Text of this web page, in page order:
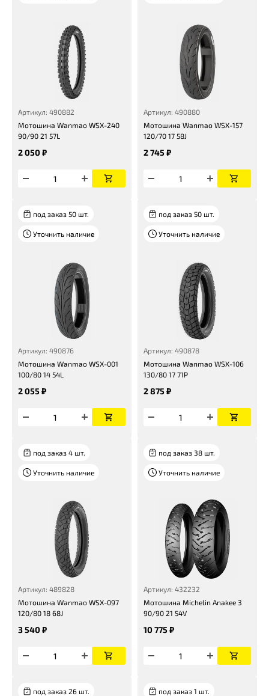
Артикул: 490882
Мотошина Wanmao WSX-240
90/90 21 57L
2 050 ₽
Артикул: 490880
Мотошина Wanmao WSX-157
120/70 17 58J
2 745 ₽
под заказ 50 шт.
Уточнить наличие
Артикул: 490876
Мотошина Wanmao WSX-001
100/80 14 54L
2 055 ₽
под заказ 50 шт.
Уточнить наличие
Артикул: 490878
Мотошина Wanmao WSX-106
130/80 17 71P
2 875 ₽
под заказ 4 шт.
Уточнить наличие
Артикул: 489828
Мотошина Wanmao WSX-097
120/80 18 68J
3 540 ₽
под заказ 38 шт.
Уточнить наличие
Артикул: 432232
Мотошина Michelin Anakee 3
90/90 21 54V
10 775 ₽
под заказ 26 шт. под заказ 1 шт.